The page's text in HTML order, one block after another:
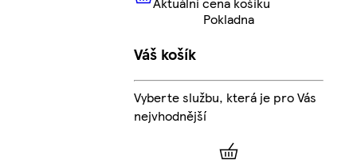
0,00 KčAktuální cena košíku
Pokladna
Váš košík
Vyberte službu, která je pro Vás
nejvhodnější